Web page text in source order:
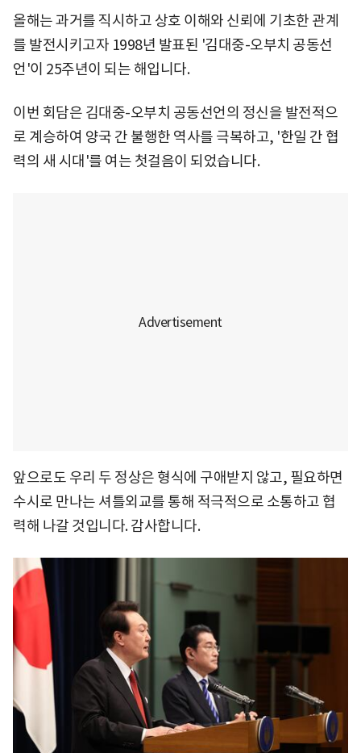
올해는 과거를 직시하고 상호 이해와 신뢰에 기초한 관계
를 발전시키고자 1998년 발표된 '김대중-오부치 공동선
언'이 25주년이 되는 해입니다.
이번 회담은 김대중-오부치 공동선언의 정신을 발전적으
로 계승하여 양국 간 불행한 역사를 극복하고, '한일 간 협
력의 새 시대'를 여는 첫걸음이 되었습니다.
앞으로도 우리 두 정상은 형식에 구애받지 않고, 필요하면
수시로 만나는 셔틀외교를 통해 적극적으로 소통하고 협
력해 나갈 것입니다. 감사합니다.